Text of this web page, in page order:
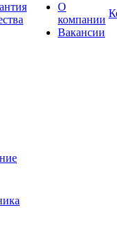
О
компании
Вакансии